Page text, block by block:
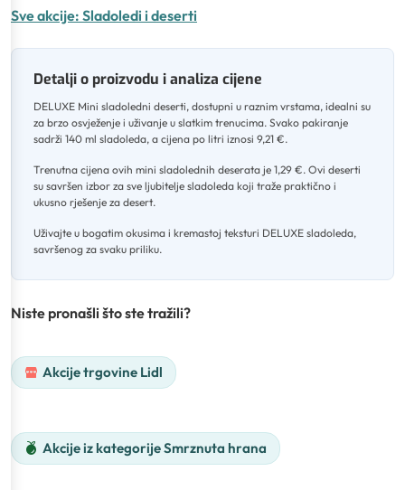
Sve akcije: Sladoledi i deserti
Detalji o proizvodu i analiza cijene
DELUXE Mini sladoledni deserti, dostupni u raznim vrstama, idealni su
za brzo osvježenje i uživanje u slatkim trenucima. Svako pakiranje
sadrži 140 ml sladoleda, a cijena po litri iznosi 9,21 €.
Trenutna cijena ovih mini sladolednih deserata je 1,29 €. Ovi deserti
su savršen izbor za sve ljubitelje sladoleda koji traže praktično i
ukusno rješenje za desert.
Uživajte u bogatim okusima i kremastoj teksturi DELUXE sladoleda,
savršenog za svaku priliku.
Niste pronašli što ste tražili?
Akcije trgovine Lidl
Akcije iz kategorije Smrznuta hrana